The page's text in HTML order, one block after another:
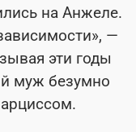
на Анжеле.
—
эти годы
муж безумно